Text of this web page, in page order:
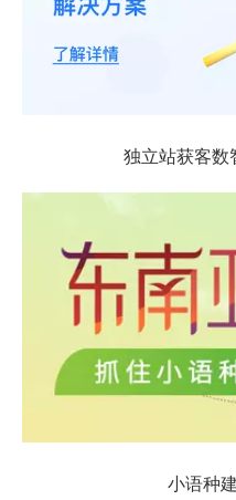
独立站获客数
小语种